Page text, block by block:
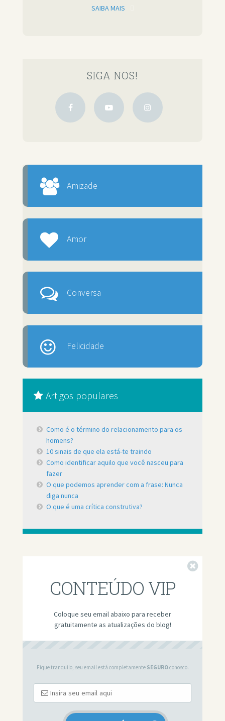
SAIBA MAIS
SIGA NOS!
Amizade
Amor
Conversa
Felicidade
Artigos populares
Como é o término do relacionamento para os
homens?
10 sinais de que ela está-te traindo
Como identificar aquilo que você nasceu para
fazer
O que podemos aprender com a frase: Nunca
diga nunca
O que é uma crítica construtiva?
CONTEÚDO VIP
Coloque seu email abaixo para receber
gratuitamente as atualizações do blog!
Fique tranquilo, seu email está completamente SEGUROconosco.